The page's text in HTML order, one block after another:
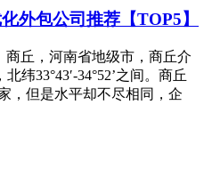
外包公司推荐【TOP5】
商丘，河南省地级市，商丘介
北纬33°43′-34°52’之间。商丘
，但是水平却不尽相同，企